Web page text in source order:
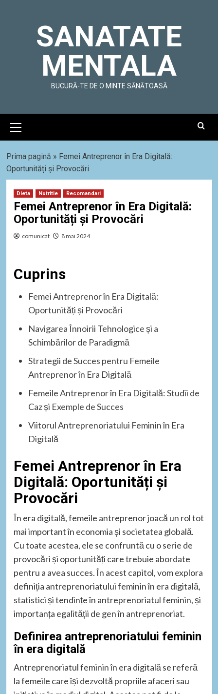
SANATATE
MENTALA
BUCURĂ-TE DE O MINTE SĂNĂTOASĂ
Menu
Prima pagină » Femei Antreprenor în Era Digitală:
Oportunități și Provocări
Dieta Nutritie Recomandari
Femei Antreprenor în Era Digitală:
Oportunități și Provocări
comunicat 8 mai 2024
Cuprins
Femei Antreprenor în Era Digitală:
Oportunități și Provocări
Navigarea Înnoirii Tehnologice și a
Schimbărilor de Paradigmă
Strategii de Succes pentru Femeile
Antreprenor în Era Digitală
Femeile Antreprenor în Era Digitală: Studii de
Caz și Exemple de Succes
Viitorul Antreprenoriatului Feminin în Era
Digitală
Femei Antreprenor în Era
Digitală: Oportunități și
Provocări
În era digitală, femeile antreprenor joacă un rol tot
mai important în economia și societatea globală.
Cu toate acestea, ele se confruntă cu o serie de
provocări și oportunități care trebuie abordate
pentru a avea succes. În acest capitol, vom explora
definiția antreprenoriatului feminin în era digitală,
statistici și tendințe în antreprenoriatul feminin, și
importanța egalității de gen în antreprenoriat.
Definirea antreprenoriatului feminin
în era digitală
Antreprenoriatul feminin în era digitală se referă
la femeile care își dezvoltă propriile afaceri sau